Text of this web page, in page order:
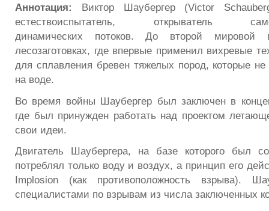
Аннотация: Виктор Шаубергер (Victor
естествоиспытатель, открыватель
динамических потоков. До второй мировой
лесозаготовках, где впервые применил вихревые
для сплавления бревен тяжелых пород, которые
на воде.
Во время войны Шаубергер был заключен в
где был принужден работать над проектом
свои идеи.
Двигатель Шаубергера, на базе которого был
потреблял только воду и воздух, а принцип его
Implosion (как противоположность взрыва).
специалистами по взрывам из числа заключенных